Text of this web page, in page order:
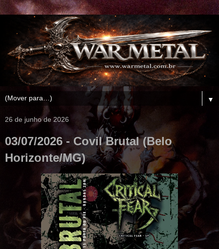
▼
26 de junho de 2026
03/07/2026 - Covil Brutal (Belo
Horizonte/MG)